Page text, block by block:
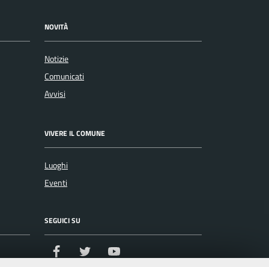
NOVITÀ
Notizie
Comunicati
Avvisi
VIVERE IL COMUNE
Luoghi
Eventi
SEGUICI SU
Facebook Twitter